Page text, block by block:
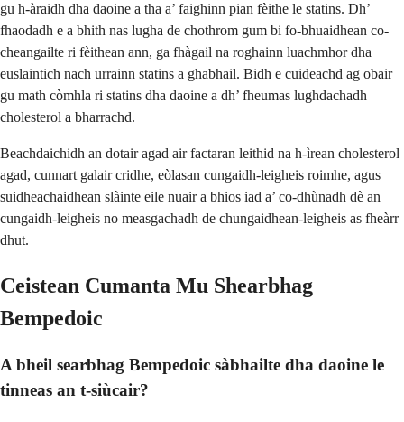
gu h-àraidh dha daoine a tha a’ faighinn pian fèithe le statins. Dh’
fhaodadh e a bhith nas lugha de chothrom gum bi fo-bhuaidhean co-
cheangailte ri fèithean ann, ga fhàgail na roghainn luachmhor dha
euslaintich nach urrainn statins a ghabhail. Bidh e cuideachd ag obair
gu math còmhla ri statins dha daoine a dh’ fheumas lughdachadh
cholesterol a bharrachd.
Beachdaichidh an dotair agad air factaran leithid na h-ìrean cholesterol
agad, cunnart galair cridhe, eòlasan cungaidh-leigheis roimhe, agus
suidheachaidhean slàinte eile nuair a bhios iad a’ co-dhùnadh dè an
cungaidh-leigheis no measgachadh de chungaidhean-leigheis as fheàrr
dhut.
Ceistean Cumanta Mu Shearbhag
Bempedoic
A bheil searbhag Bempedoic sàbhailte dha daoine le
tinneas an t-siùcair?